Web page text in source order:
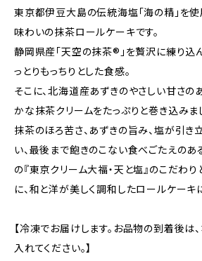
東京都伊豆大島の伝統海塩「海の精」を使
味わいの抹茶ロールケーキです。
静岡県産「天空の抹茶®️」を贅沢に練り込
っとりもっちりとした食感。
そこに、北海道産あずきのやさしい甘さの
かな抹茶クリームをたっぷりと巻き込みま
抹茶のほろ苦さ、あずきの旨み、塩が引
い、最後まで飽きのこない食べごたえのあ
の『東京クリーム大福・天と塩』のこだわ
に、和と洋が美しく調和したロールケーキ
【冷凍でお届けします。お品物の到着後は
入れてください。】